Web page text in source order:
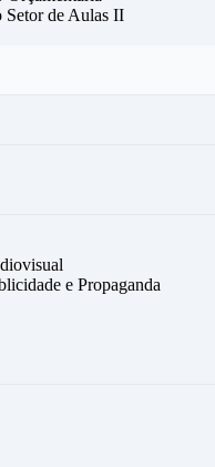
Setor de Aulas II
e Propaganda